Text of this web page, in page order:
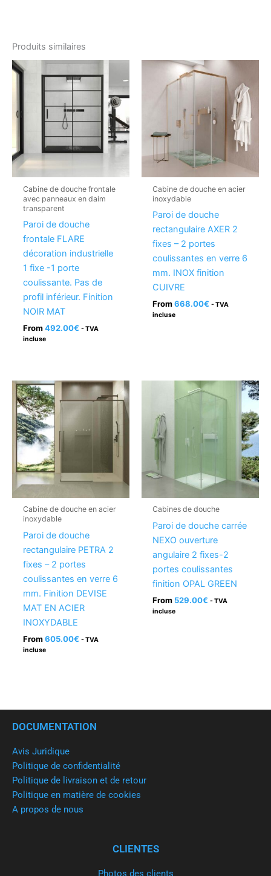
Produits similaires
Cabine de douche frontale
avec panneaux en daim
transparent
Paroi de douche
frontale FLARE
décoration industrielle
1 fixe -1 porte
coulissante. Pas de
profil inférieur. Finition
NOIR MAT
From 492.00€ - TVA
incluse
Cabine de douche en acier
inoxydable
Paroi de douche
rectangulaire AXER 2
fixes – 2 portes
coulissantes en verre 6
mm. INOX finition
CUIVRE
From 668.00€ - TVA
incluse
Cabine de douche en acier
inoxydable
Paroi de douche
rectangulaire PETRA 2
fixes – 2 portes
coulissantes en verre 6
mm. Finition DEVISE
MAT EN ACIER
INOXYDABLE
From 605.00€ - TVA
incluse
Cabines de douche
Paroi de douche carrée
NEXO ouverture
angulaire 2 fixes-2
portes coulissantes
finition OPAL GREEN
From 529.00€ - TVA
incluse
DOCUMENTATION
Avis Juridique
Politique de confidentialité
Politique de livraison et de retour
Politique en matière de cookies
A propos de nous
CLIENTES
Photos des clients